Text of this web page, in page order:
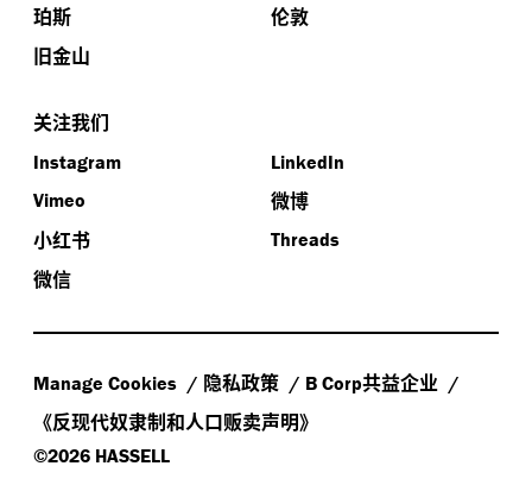
珀斯
伦敦
旧金山
关注我们
Instagram
LinkedIn
Vimeo
微博
小红书
Threads
微信
Manage Cookies 隐私政策 B Corp共益企业
《反现代奴隶制和人口贩卖声明》
©2026 HASSELL